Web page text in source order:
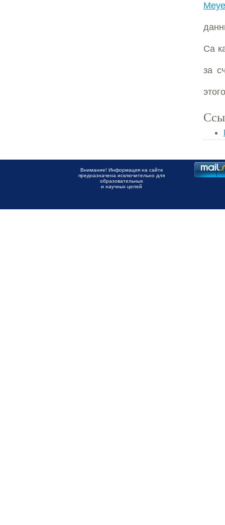
Ca
за
Внимание! Информация на сайте
предназначена исключительно для
образовательных
и научных целей